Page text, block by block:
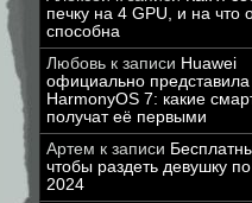
печку на 4 GPU, и на что
способна
Любовь к записи Huawei
официально представила
HarmonyOS 7: какие
получат её первыми
Артем к записи
чтобы раздеть девушку
2024